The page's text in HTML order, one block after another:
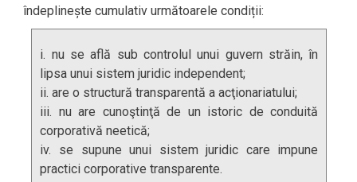
îndeplinește cumulativ următoarele condiții:
i. nu se află sub controlul unui guvern străin, în
lipsa unui sistem juridic independent;
ii. are o structură transparentă a acţionariatului;
iii. nu are cunoştinţă de un istoric de conduită
corporativă neetică;
iv. se supune unui sistem juridic care impune
practici corporative transparente.